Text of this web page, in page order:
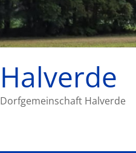
Halverde
Dorfgemeinschaft Halverde